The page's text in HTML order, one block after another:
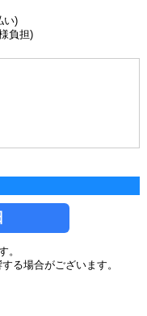
い)
負担)
。
る場合がございます。